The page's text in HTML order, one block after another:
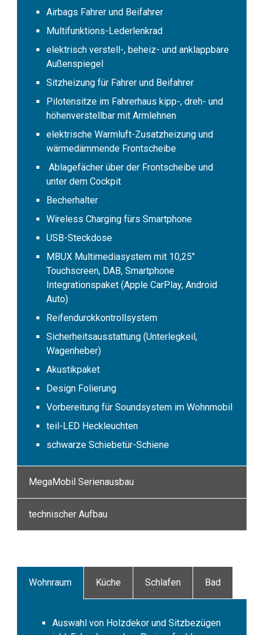
Airbags Fahrer und Beifahrer
Multifunktions-Lederlenkrad
elektrisch verstell-, beheiz- und anklappbare
Außenspiegel
Sitzheizung für Fahrer und Beifahrer
Pilotensitze im Fahrerhaus kipp-, dreh- und
höhenverstellbar mit Armlehnen
elektrische Warmluft-Zusatzheizung und
wärmedämmende Frontscheibe
Ablagefächer über der Frontscheibe und
unter dem Cockpit
Becherhalter
Wireless Charging fürs Smartphone
USB-Steckdose
MBUX Multimediasystem mit 10,25"
Touchscreen, DAB, Smartphone
Integrationspaket (Apple CarPlay, Android
Auto)
Reifendurckkontrollsystem
Sicherheitsausstattung (Unterlegkeil,
Wagenheber)
Akustikpaket
Design Folierung
Vorbereitung für Soundsystem im Wohnmobil
teil-LED Heckleuchten
schwarze Schiebetür-Schiene
MegaMobil Serienausbau
technischer Aufbau
Wohnraum Küche Schlafen Bad
Auswahl von Holzdekor und Sitzbezügen